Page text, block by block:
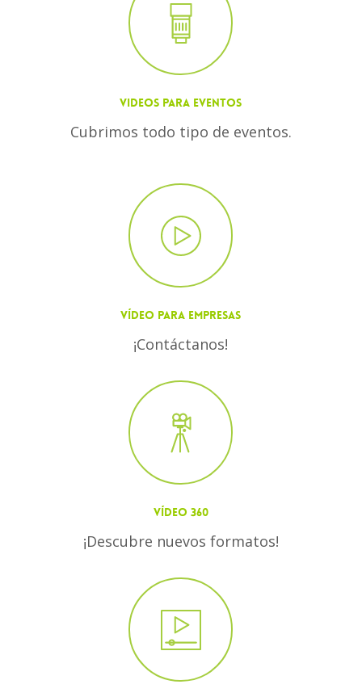
VIDEOS PARA EVENTOS
Cubrimos todo tipo de eventos.
VÍDEO PARA EMPRESAS
¡Contáctanos!
VÍDEO 360
¡Descubre nuevos formatos!